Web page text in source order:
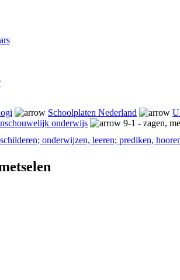
Schoolplaten Nederland
onderwijs
9-1 - zagen,
onderwijzen, leeren; prediken,